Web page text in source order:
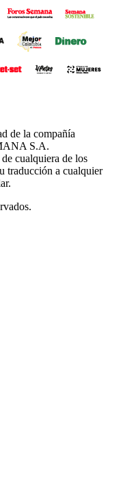
de la compañía
S.A.
cualquiera de los
traducción a cualquier